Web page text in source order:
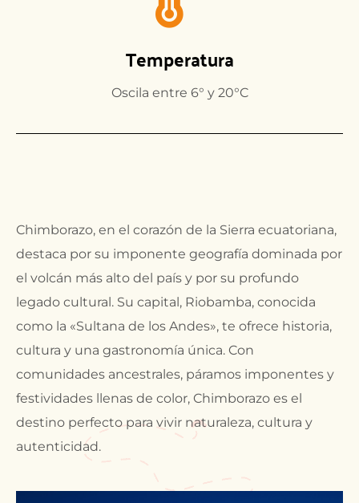
Chimborazo, en el corazón de la Sierra ecuatoriana,
destaca por su imponente geografía dominada por
el volcán más alto del país y por su profundo
legado cultural. Su capital, Riobamba, conocida
como la «Sultana de los Andes», te ofrece historia,
cultura y una gastronomía única. Con
comunidades ancestrales, páramos imponentes y
festividades llenas de color, Chimborazo es el
destino perfecto para vivir naturaleza, cultura y
autenticidad.
Temperatura
Oscila entre 6° y 20°C